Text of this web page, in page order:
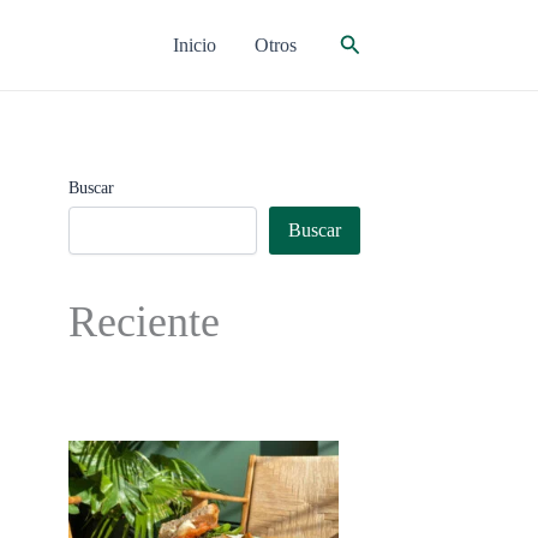
Inicio Otros Buscar
Buscar
Buscar
Reciente